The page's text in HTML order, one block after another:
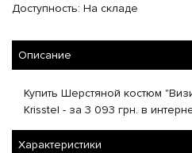
Доступность: На складе
Описание
Купить Шерстяной костюм
Krisstel - за 3 093 грн. в
Характеристики